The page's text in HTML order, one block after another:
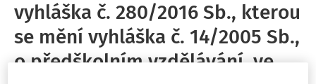
vyhláška č. 280/2016 Sb., kterou
se mění vyhláška č. 14/2005 Sb.,
o předškolním vzdělávání, ve